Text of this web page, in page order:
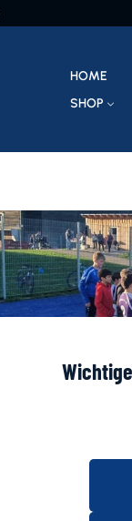
HOME
SHOP